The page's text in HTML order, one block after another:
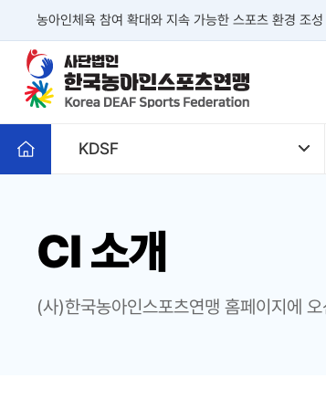
본문 바로가기
농아인체육 참여 확대와 지속 가능한 스포츠 환경 조성
KDSF
CI 소개
(사)한국농아인스포츠연맹 홈페이지에